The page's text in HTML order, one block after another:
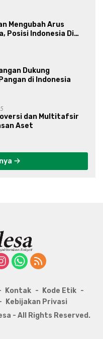
Mengubah Arus
Posisi Indonesia Di
Dukung
di Indonesia
dan Multitafsir
Aset
Kontak
Kode Etik
Kebijakan Privasi
- All Rights Reserved.